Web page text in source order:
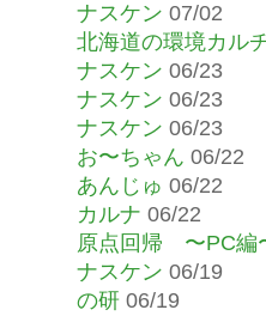
ナスケン 07/02
北海道の環境カル
ナスケン 06/23
ナスケン 06/23
ナスケン 06/23
お〜ちゃん 06/22
あんじゅ 06/22
カルナ 06/22
原点回帰 〜PC編
ナスケン 06/19
の研 06/19